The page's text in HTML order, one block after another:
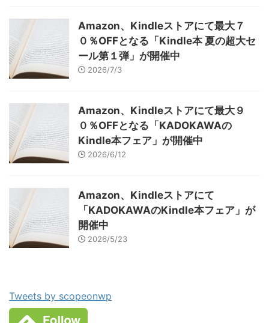
Amazon、Kindleストアにて最大７
０％OFFとなる「Kindle本 夏の超大セ
ール第１弾」が開催中
2026/7/3
Amazon、Kindleストアにて最大９
０％OFFとなる「KADOKAWAの
Kindle本フェア」が開催中
2026/6/12
Amazon、Kindleストアにて
「KADOKAWAのKindle本フェア」が
開催中
2026/5/23
Tweets by scopeonwp